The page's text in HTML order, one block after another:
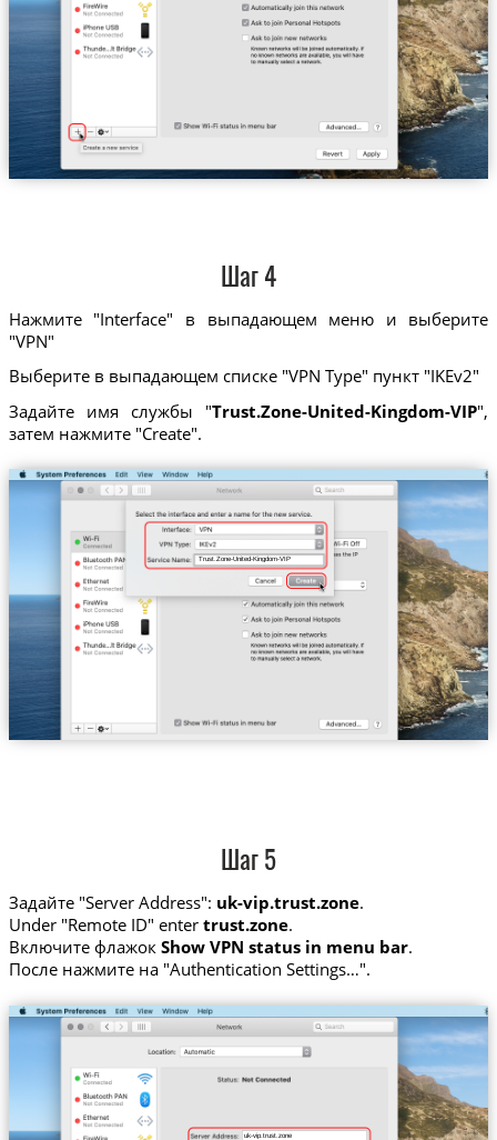
Шаг 4
Нажмите "Interface" в выпадающем меню и выберите
"VPN"
Выберите в выпадающем списке "VPN Type" пункт "IKEv2"
Задайте имя службы "Trust.Zone-United-Kingdom-VIP",
затем нажмите "Create".
Trust.Zone-United-Kingdom-VIP
Шаг 5
Задайте "Server Address": uk-vip.trust.zone.
Under "Remote ID" enter trust.zone.
Включите флажок Show VPN status in menu bar.
После нажмите на "Authentication Settings…".
uk-vip.trust.zone